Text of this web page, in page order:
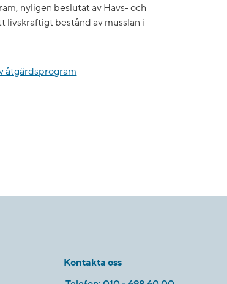
nyligen beslutat av Havs- och
livskraftigt bestånd av musslan i
åtgärdsprogram
Kontakta oss